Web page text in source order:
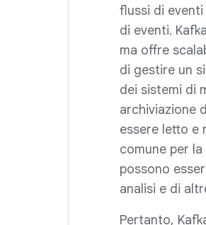
flussi di
di eventi.
ma offre
di gestire un
dei sistemi di
archiviazione
essere letto e
comune per
possono
analisi e di
Pertanto,